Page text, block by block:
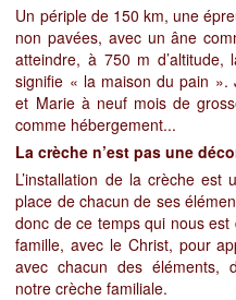
Un périple de 150 km, une
non pavées, avec un âne
atteindre, à 750 m
signifie « la maison du pain ».
et Marie à neuf mois de
comme hébergement...
La crèche n’est pas une
L’installation de la crèche
place de chacun de ses
donc de ce temps qui nous
famille, avec le Christ, pour
avec chacun des éléments,
notre crèche familiale.